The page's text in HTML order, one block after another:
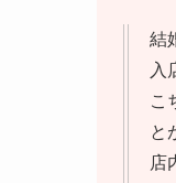
結
入
こ
と
店